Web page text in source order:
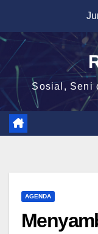
content
Sosial, Seni
AGENDA